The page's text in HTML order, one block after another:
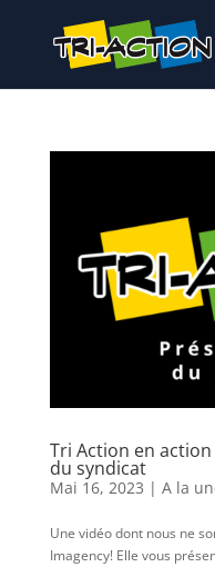
Tri Action en
du syndicat
Mai 16, 2023 | A la
Une vidéo dont nous ne
Imagency! Elle vous